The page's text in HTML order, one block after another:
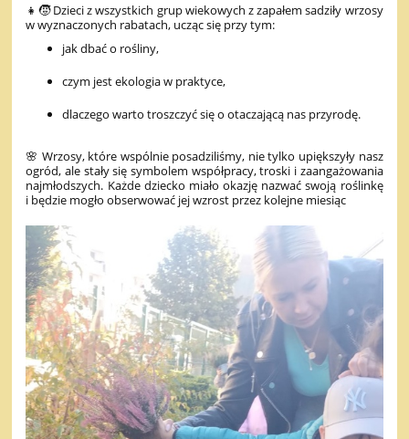
👧🧒 Dzieci z wszystkich grup wiekowych z zapałem sadziły wrzosy
w wyznaczonych rabatach, ucząc się przy tym:
jak dbać o rośliny,
czym jest ekologia w praktyce,
dlaczego warto troszczyć się o otaczającą nas przyrodę.
🌸 Wrzosy, które wspólnie posadziliśmy, nie tylko upiększyły nasz
ogród, ale stały się symbolem współpracy, troski i zaangażowania
najmłodszych. Każde dziecko miało okazję nazwać swoją roślinkę
i będzie mogło obserwować jej wzrost przez kolejne miesiąc